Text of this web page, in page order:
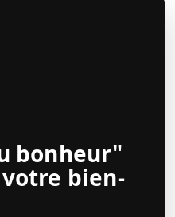
bonheur"
bien-